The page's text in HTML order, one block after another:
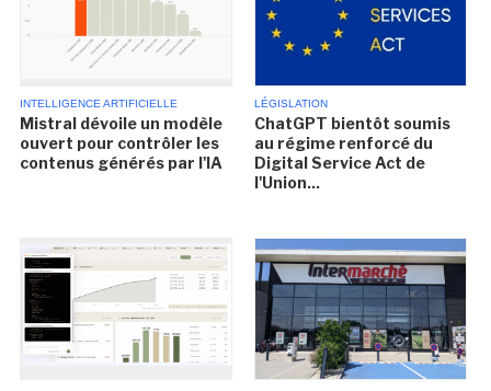
INTELLIGENCE ARTIFICIELLE
Mistral dévoile un modèle
ouvert pour contrôler les
contenus générés par l'IA
LÉGISLATION
ChatGPT bientôt soumis
au régime renforcé du
Digital Service Act de
l'Union...